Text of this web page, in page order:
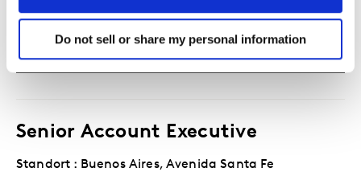
Do not sell or share my personal information
Senior Account Executive
Standort : Buenos Aires, Avenida Santa Fe